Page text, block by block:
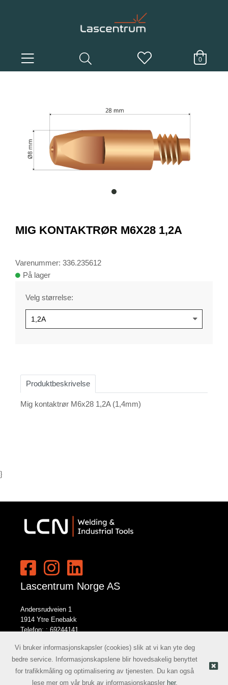
0
item
of
MIG KONTAKTRØR M6X28 1,2A
Varenummer: 336.235612
På lager
Velg størrelse:
Produktbeskrivelse
Mig kontaktrør M6x28 1,2A (1,4mm)
}
Lascentrum Norge AS
Andersrudveien 1
1914 Ytre Enebakk
Telefon: :69244141
© Lascentrum Norge AS |Nettbutikk levert av Kréatif
Vi bruker informasjonskapsler (cookies) slik at vi kan yte deg
bedre service. Informasjonskapslene blir hovedsakelig benyttet
for trafikkmåling og optimalisering av tjenesten. Du kan også
lese mer om vår bruk av informasjonskapsler her.